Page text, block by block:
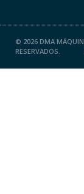
© 2026 DMA
RESERVADOS.